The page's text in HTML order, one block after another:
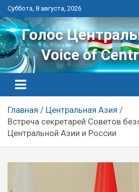
Перейти
к
контенту
Суббота, 8 августа, 2026
Голос
Voice of
Главная
Центральная Азия
Встреча секретарей Советов
Центральной Азии и России